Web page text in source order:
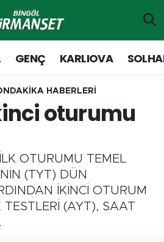
GENÇ KARLIOVA
HABERLERİ
oturumu
OTURUMU TEMEL
(TYT) DÜN
İKİNCİ OTURUM
TESTLERİ (AYT), SAAT
Haritası
Durumu ve Fikstür